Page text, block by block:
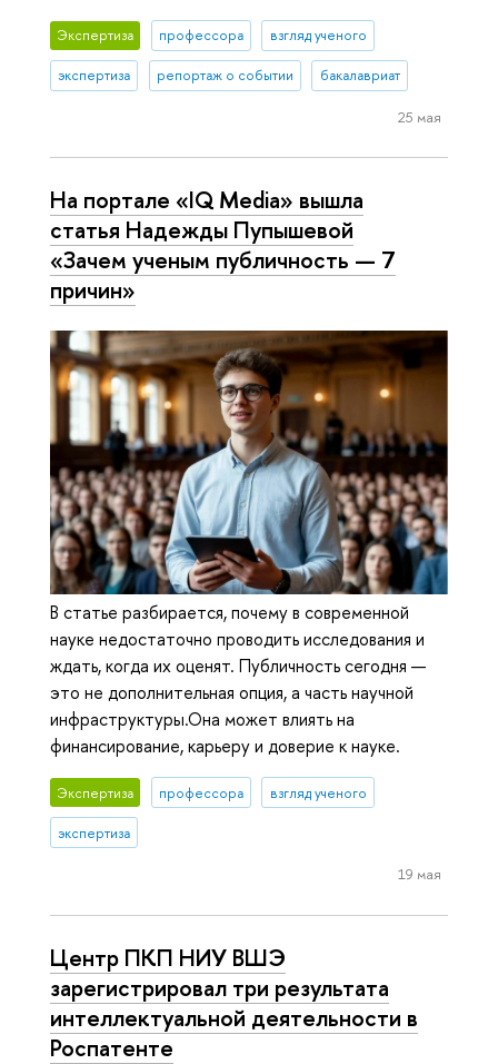
Экспертиза профессора взгляд ученого
экспертиза репортаж о событии бакалавриат
25 мая
На портале «IQ Media» вышла
статья Надежды Пупышевой
«Зачем ученым публичность — 7
причин»
В статье разбирается, почему в современной
науке недостаточно проводить исследования и
ждать, когда их оценят. Публичность сегодня —
это не дополнительная опция, а часть научной
инфраструктуры.Она может влиять на
финансирование, карьеру и доверие к науке.
Экспертиза профессора взгляд ученого
экспертиза
19 мая
Центр ПКП НИУ ВШЭ
зарегистрировал три результата
интеллектуальной деятельности в
Роспатенте